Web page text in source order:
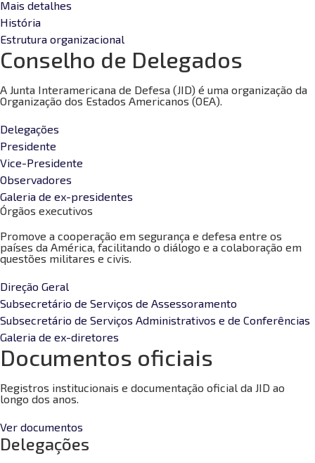
Mais detalhes
História
Estrutura organizacional
Conselho de Delegados
A Junta Interamericana de Defesa (JID) é uma organização da
Organização dos Estados Americanos (OEA).
Delegações
Presidente
Vice-Presidente
Observadores
Galeria de ex-presidentes
Órgãos executivos
Promove a cooperação em segurança e defesa entre os
países da América, facilitando o diálogo e a colaboração em
questões militares e civis.
Direção Geral
Subsecretário de Serviços de Assessoramento
Subsecretário de Serviços Administrativos e de Conferências
Galeria de ex-diretores
Documentos oficiais
Registros institucionais e documentação oficial da JID ao
longo dos anos.
Ver documentos
Delegações